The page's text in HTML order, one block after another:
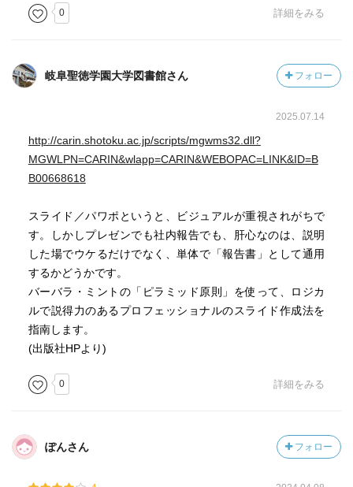
ストーリー説明であろうが、順を追って説明していく時に
わかりやすさを発揮してくれるのです。
0 詳細をみる
岐阜聖徳学園大学図書館さん フォロー
2025.07.14
http://carin.shotoku.ac.jp/scripts/mgwms32.dll?
MGWLPN=CARIN&wlapp=CARIN&WEBOPAC=LINK&ID=B
B00668618
スライド／パワポというと、ビジュアルが重視されがちで
す。しかしプレゼンでも社内報告でも、肝心なのは、説明
した場でウケるだけでなく、単体で「報告書」として通用
するかどうかです。
バーバラ・ミントの「ピラミッド原則」を使って、ロジカ
ルで説得力のあるプロフェッショナルのスライド作成法を
指南します。
(出版社HPより)
0 詳細をみる
ぽんさん フォロー